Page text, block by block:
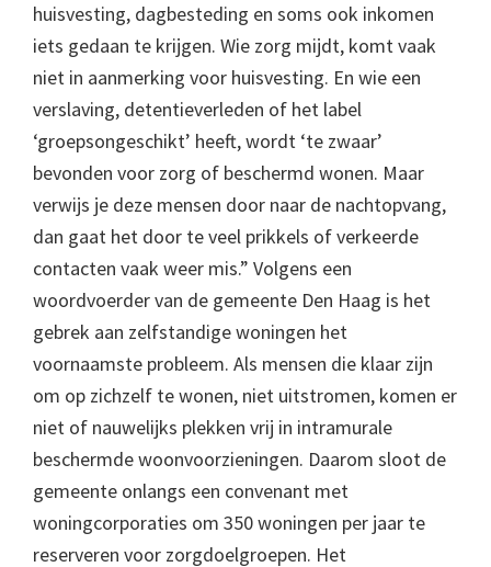
huisvesting, dagbesteding en soms ook inkomen
iets gedaan te krijgen. Wie zorg mijdt, komt vaak
niet in aanmerking voor huisvesting. En wie een
verslaving, detentieverleden of het label
‘groepsongeschikt’ heeft, wordt ‘te zwaar’
bevonden voor zorg of beschermd wonen. Maar
verwijs je deze mensen door naar de nachtopvang,
dan gaat het door te veel prikkels of verkeerde
contacten vaak weer mis.” Volgens een
woordvoerder van de gemeente Den Haag is het
gebrek aan zelfstandige woningen het
voornaamste probleem. Als mensen die klaar zijn
om op zichzelf te wonen, niet uitstromen, komen er
niet of nauwelijks plekken vrij in intramurale
beschermde woonvoorzieningen. Daarom sloot de
gemeente onlangs een convenant met
woningcorporaties om 350 woningen per jaar te
reserveren voor zorgdoelgroepen. Het